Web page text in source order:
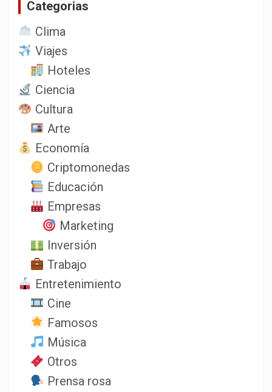
Categorias
Clima
Viajes
Hoteles
Ciencia
Cultura
Arte
Economía
Criptomonedas
Educación
Empresas
Marketing
Inversión
Trabajo
Entretenimiento
Cine
Famosos
Música
Otros
Prensa rosa